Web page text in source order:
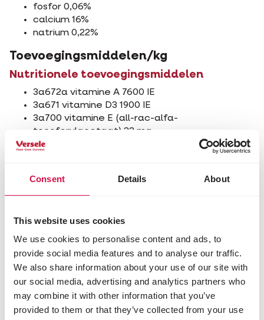
Consent Details About
This website uses cookies
We use cookies to personalise content and ads, to
provide social media features and to analyse our traffic.
We also share information about your use of our site with
our social media, advertising and analytics partners who
may combine it with other information that you’ve
provided to them or that they’ve collected from your use
fosfor 0,06%
calcium 16%
natrium 0,22%
Toevoegingsmiddelen/kg
Nutritionele toevoegingsmiddelen
3a672a vitamine A 7600 IE
3a671 vitamine D3 1900 IE
3a700 vitamine E (all-rac-alfa-
tocoferylacetaat) 23 mg
3b103 ijzer (ijzer(II)sulfaat-monohydraat) 23 mg
mg
3b502 mangaan (mangaan(II)oxide) 57 mg
3b802 selenium (gecoate korrels
natriumseleniet) 0,2 mg
Technologische toevoegingsmiddelen
E310 propylgallaat 3,8 mg
E562 sepioliet 8 mg
1m558i bentoniet 1520 mg